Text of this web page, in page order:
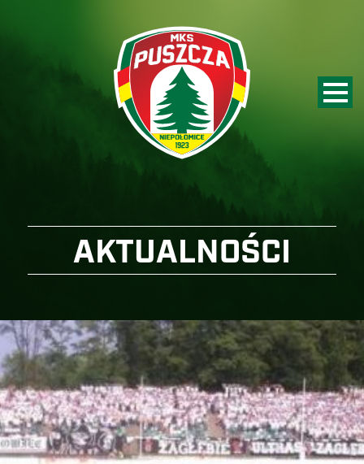
AKTUALNOŚCI